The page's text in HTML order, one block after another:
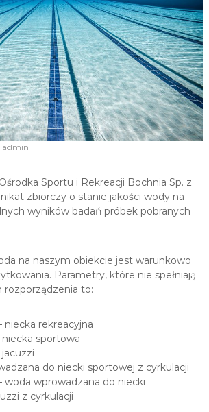
u
i
R
e
k
r
e
a
c
i
admin
Sportu i Rekreacji Bochnia Sp. z
zbiorczy o stanie jakości wody na
wyników badań próbek pobranych
na naszym obiekcie jest warunkowo
Parametry, które nie spełniają
rozporządzenia to:
niecka rekreacyjna
sportowa
do niecki sportowej z cyrkulacji
woda wprowadzana do niecki
z cyrkulacji